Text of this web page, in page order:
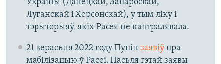
Украіны (Данецкай, Запароскай,
Луганскай і Херсонскай), у тым ліку і
тэрыторыяў, якіх Расея не кантралявала.
21 верасьня 2022 году Пуцін заявіўпра
мабілізацыю ў Расеі. Пасьля гэтай заявы